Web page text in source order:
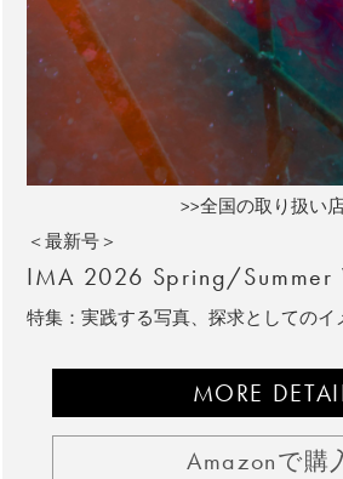
>>全国の取り扱い
＜最新号＞
IMA 2026 Spring/Summer
特集：実践する写真、探求としてのイ
MORE
Amazonで購